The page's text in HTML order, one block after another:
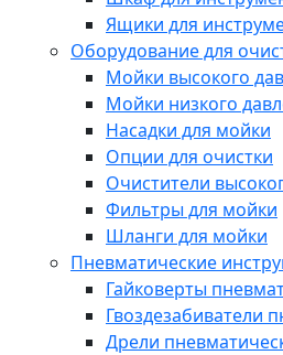
Ящики для
Оборудование для
Мойки высокого
Мойки низкого
Насадки для мойки
Опции для очистки
Очистители
Фильтры для мойки
Шланги для мойки
Пневматические
Гайковерты
Гвоздезабиватели
Дрели